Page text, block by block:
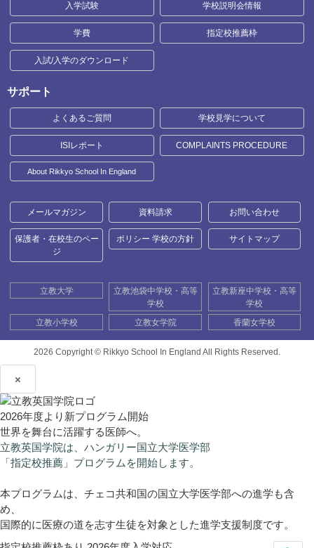
入学試験 学校説明会情報
学費 指定校推薦枠
入試/入学のダウンロード
サポート
よくあるご質問 学校見学について
ISIレポート COMPLAINTS PROCEDURE
About Rikkyo School In England
メールマガジン 資料請求 お問い合わせ
保護者・在校生のペー
ジ
ポリシー 学校の方針 サイトマップ
立教大学
立教池袋中学校・高等
学校
立教新座中学校・高等
学校
立教小学校
立教女学院 香蘭女学校
2026 Copyright © Rikkyo School In England All Rights Reserved.
×
2026年度より新プログラム開始
世界を舞台に活躍する医師へ。
立教英国学院は、ハンガリー国立大学医学部
「指定校推薦」プログラムを開始します。
本プログラムは、チェコ共和国の国立大学医学部への進学も含
め、
国際的に医療の道を志す生徒を対象とした進学支援制度です。